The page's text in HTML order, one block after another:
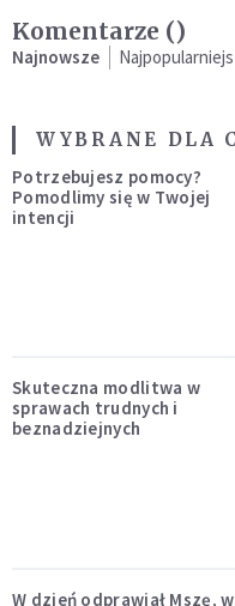
Komentarze ()
Najnowsze
WYBRANE DLA
Potrzebujesz pomocy?
Pomodlimy się w Twojej
intencji
Skuteczna modlitwa w
sprawach trudnych i
beznadziejnych
W dzień odprawiał Mszę, w